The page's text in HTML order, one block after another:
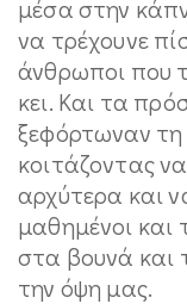
μέσα στην
να τρέχουνε
άνθρωποι που
κει. Και τα
ξεφόρτωναν τη
κοιτάζοντας
αρχύτερα και
μαθημένοι και
στα βουνά και
την όψη μας.